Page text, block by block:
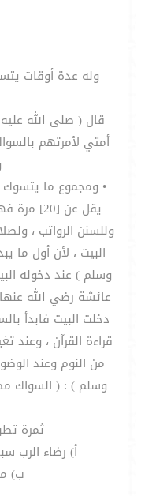
وله عدة أوقات
قال ( صلى الله
أمتي لأمرتهم
• ومجموع ما يتسوك
يقل عن
وللسنن الرواتب ،
البيت ، لأن أول ما
وسلم ) عند دخوله
عائشة رضي الله
دخلت البيت فابدأ
قراءة القرآن ، وعند
من النوم وعند
وسلم ) : ( السواك
ثمرة
أ‌) رضاء الرب
ب‌)